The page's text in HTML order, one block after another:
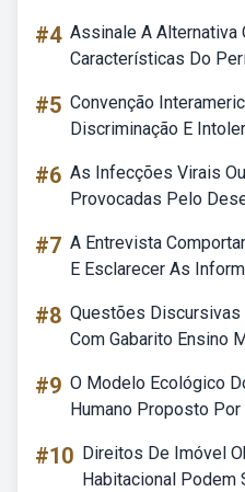
#4 Assinale A Alternativa
Características Do
#5 Convenção
Discriminação E
#6 As Infecções Virais
Provocadas Pelo
#7 A Entrevista
E Esclarecer As
#8 Questões Discursivas
Com Gabarito Ensino
#9 O Modelo Ecológico
Humano Proposto
#10 Direitos De Imóvel
Habitacional Podem